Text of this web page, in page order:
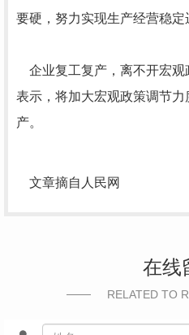
要硬，努力实现生产经营稳定
企业复工复产，离不开宏观
表示，将加大宏观政策调节
产。
文章摘自人民网
在线
RELATED TO